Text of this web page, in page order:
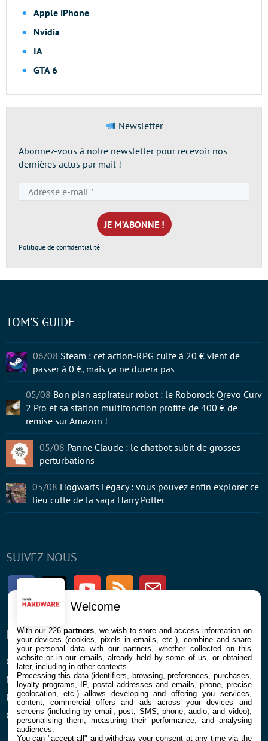
Apple iPhone
Nvidia
IA
GTA 6
Newsletter
Abonnez-vous à notre newsletter pour recevoir nos
dernières actus par mail !
e-
mail
*
Politique de confidentialité
SUIVEZ-NOUS
FacebookTwitter Youtube RSS Newsletter
ENTREPRISE
Confidentialité et Cookies
Mentions légales et CGU
Préférences Cookies
Qui sommes nous
À PROPOS
Contact
TOM'S GUIDE
06/08 Steam : cet action-RPG culte à 20 € vient de
passer à 0 €, mais ça ne durera pas
05/08 Bon plan aspirateur robot : le Roborock Qrevo Curv
2 Pro et sa station multifonction profite de 400 € de
remise sur Amazon !
05/08 Panne Claude : le chatbot subit de grosses
perturbations
05/08 Hogwarts Legacy : vous pouvez enfin explorer ce
lieu culte de la saga Harry Potter
Welcome
With our 226partners , we wish to store and access information on
your devices (cookies, pixels in emails, etc.), combine and share
your personal data with our partners, whether collected on this
website or in our emails, already held by some of us, or obtained
later, including in other contexts.
Processing this data (identifiers, browsing, preferences, purchases,
loyalty programs, IP, postal addresses and emails, phone, precise
geolocation, etc.) allows developing and offering you services,
content, commercial offers and ads across your devices and
screens (including by email, post, SMS, phone, audio, and video),
personalising them, measuring their performance, and analysing
audiences.
You can "accept all" and withdraw your consent at any time via the